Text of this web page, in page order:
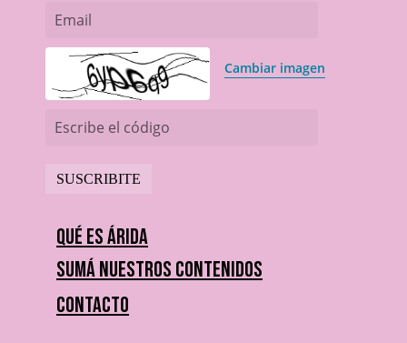
Email
Cambiar imagen
Escribe el código
Qué es Árida
Sumá nuestros contenidos
Contacto